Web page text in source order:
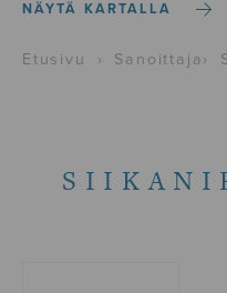
NÄYTÄ KARTALLA
Etusivu › Sanoittaja ›